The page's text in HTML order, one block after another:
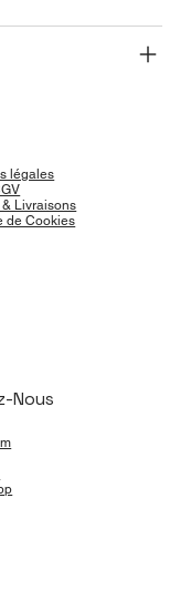
légales
& Livraisons
de Cookies
Nous